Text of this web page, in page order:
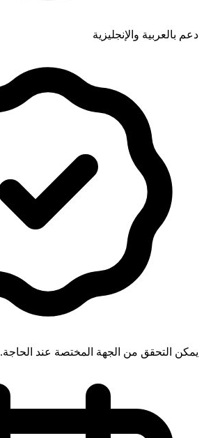
دعم بالعربية والإنجليزية
يمكن التحقق من الجهة المختصة عند الحاجة.